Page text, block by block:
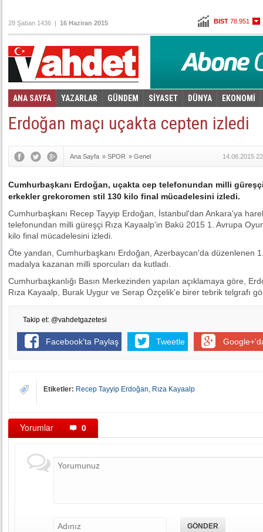
BIST 78.951
Altın103,901
Euro 3,0725
28 Şaban 1436 | 16 Haziran 2015
ANA SAYFA YAZARLAR GÜNDEM SİYASET DÜNYA EKONOMİ
Foto Galeri
Erdoğan maçı uçakta cepten izledi
Ana Sayfa » SPOR » Genel 14.06.2015
Cumhurbaşkanı Erdoğan, uçakta cep telefonundan milli
erkekler grekoromen stil 130 kilo final mücadelesini izledi.
Cumhurbaşkanı Recep Tayyip Erdoğan, İstanbul'dan Ankara'ya
telefonundan milli güreşçi Rıza Kayaalp'in Bakü 2015 1. Avrupa
kilo final mücadelesini izledi.
Öte yandan, Cumhurbaşkanı Erdoğan, Azerbaycan'da düzenlenen
madalya kazanan milli sporcuları da kutladı.
Cumhurbaşkanlığı Basın Merkezinden yapılan açıklamaya göre,
Rıza Kayaalp, Burak Uygur ve Serap Özçelik'e birer tebrik telgrafı
Takip et: @vahdetgazetesi
Facebook'ta Paylaş Tweetle
Etiketler: Recep Tayyip Erdoğan, Rıza Kayaalp
Yorumlar 0